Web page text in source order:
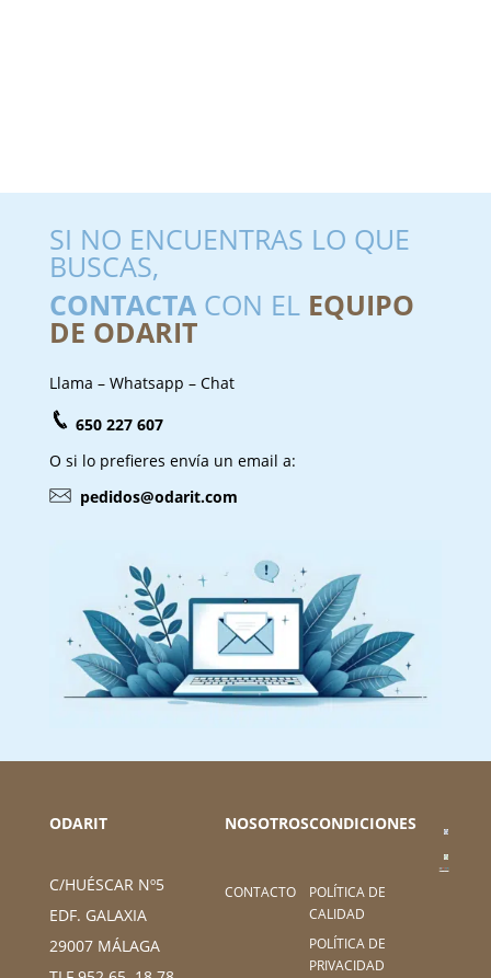
SI NO ENCUENTRAS LO QUE
BUSCAS,
CONTACTACON EL EQUIPO
DE ODARIT
Llama – Whatsapp – Chat
650 227 607
O si lo prefieres envía un email a:
pedidos@odarit.com
ODARIT
C/HUÉSCAR Nº5
EDF. GALAXIA
29007 MÁLAGA
NOSOTROS
CONTACTO
CONDICIONES
POLÍTICA DE
CALIDAD
POLÍTICA DE
PRIVACIDAD